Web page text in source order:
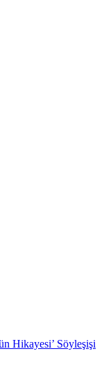
Hikayesi’ Söyleşişi